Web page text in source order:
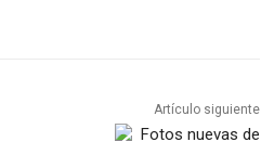
Artículo siguiente